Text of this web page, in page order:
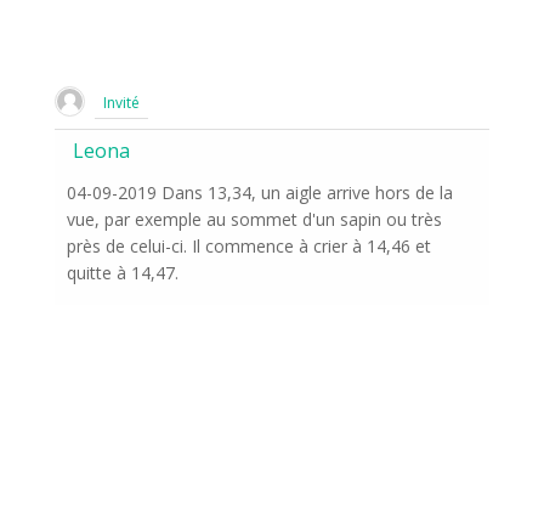
Invité
Leona
04-09-2019 Dans 13,34, un aigle arrive hors de la
vue, par exemple au sommet d'un sapin ou très
près de celui-ci. Il commence à crier à 14,46 et
quitte à 14,47.